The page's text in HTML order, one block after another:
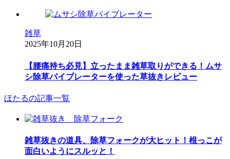
雑草
2025年10月20日
【腰痛持ち必見】立ったまま雑草取りができる！ムサ
シ除草バイブレーターを使った草抜きレビュー
ほたるの記事一覧
雑草抜きの道具、除草フォークが大ヒット！根っこが
面白いようにスルッと！